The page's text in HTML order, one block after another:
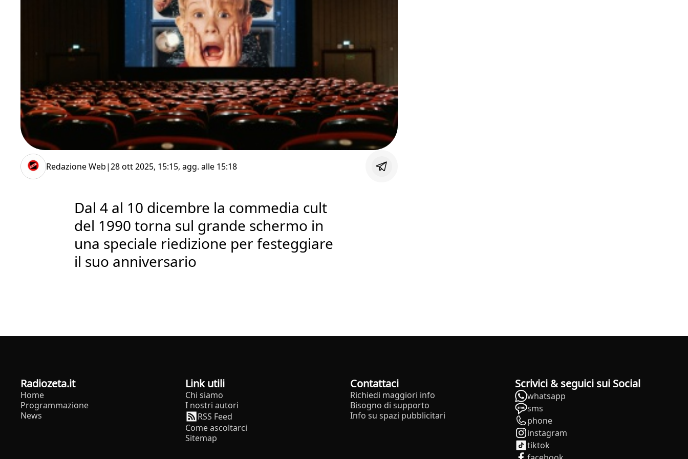
Redazione Web|28 ott 2025, 15:15, agg. alle 15:18
Dal 4 al 10 dicembre la commedia cult
del 1990 torna sul grande schermo in
una speciale riedizione per festeggiare
il suo anniversario
radiozeta.it
Home
Programmazione
News
Link utili
Chi siamo
I nostri autori
RSS Feed
Come ascoltarci
Sitemap
Contattaci
Richiedi maggiori info
Bisogno di supporto
Info su spazi pubblicitari
Scrivici & seguici sui Social
whatsapp
sms
phone
instagram
tiktok